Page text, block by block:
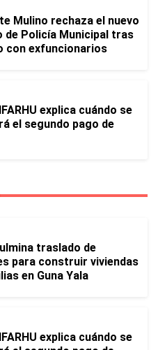
Mulino rechaza el nuevo
de Policía Municipal tras
con exfuncionarios
explica cuándo se
el segundo pago de
traslado de
para construir viviendas
en Guna Yala
explica cuándo se